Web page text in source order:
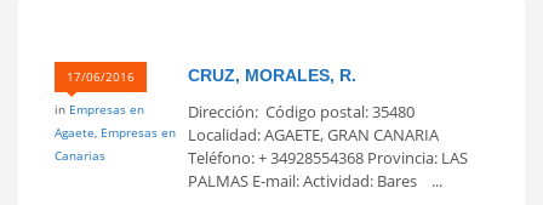
17/06/2016
in Empresas en
Agaete, Empresas en
Canarias
CRUZ, MORALES, R.
Dirección: Código postal: 35480
Localidad: AGAETE, GRAN CANARIA
Teléfono: + 34928554368 Provincia: LAS
PALMAS E-mail: Actividad: Bares ...